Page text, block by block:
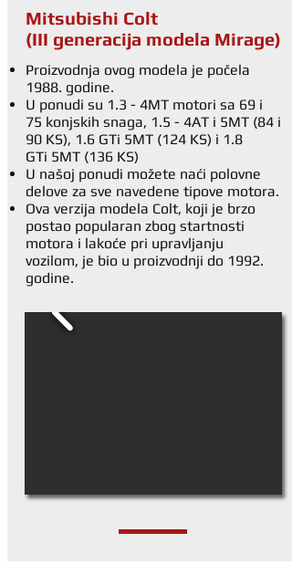
Mitsubishi Colt
(III generacija modela Mirage)
Proizvodnja ovog modela je počela
1988. godine.
U ponudi su 1.3 - 4MT motori sa 69 i
75 konjskih snaga, 1.5 - 4AT i 5MT (84 i
90 KS), 1.6 GTi 5MT (124 KS) i 1.8
GTi 5MT (136 KS)
U našoj ponudi možete naći polovne
delove za sve navedene tipove motora.
Ova verzija modela Colt, koji je brzo
postao popularan zbog startnosti
motora i lakoće pri upravljanju
vozilom, je bio u proizvodnji do 1992.
godine.